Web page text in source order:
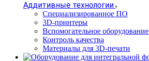
Аддитивные технологии
Специализированное ПО
3D-принтеры
Вспомогательное оборудование
Контроль качества
Материалы для 3D-печати